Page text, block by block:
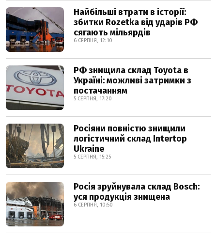
Найбільші втрати в історії:
збитки Rozetka від ударів РФ
сягають мільярдів
6 СЕРПНЯ, 12:10
РФ знищила склад Toyota в
Україні: можливі затримки з
постачанням
5 СЕРПНЯ, 17:20
Росіяни повністю знищили
логістичний склад Intertop
Ukraine
5 СЕРПНЯ, 15:25
Росія зруйнувала склад Bosch:
уся продукція знищена
6 СЕРПНЯ, 10:50